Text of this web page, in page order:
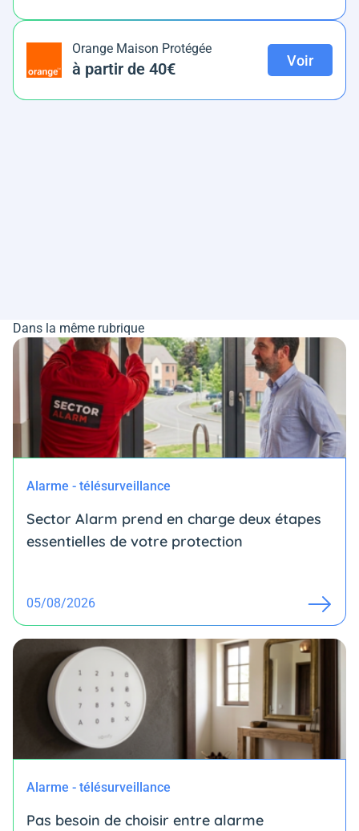
Orange Maison Protégée
à partir de 40€ Voir
Dans la même rubrique
Alarme - télésurveillance
Sector Alarm prend en charge deux étapes
essentielles de votre protection
05/08/2026
Alarme - télésurveillance
Pas besoin de choisir entre alarme